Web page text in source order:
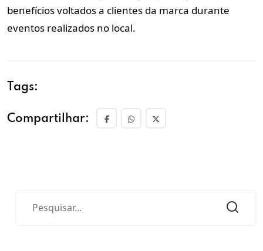
benefícios voltados a clientes da marca durante
eventos realizados no local.
Tags:
Compartilhar: